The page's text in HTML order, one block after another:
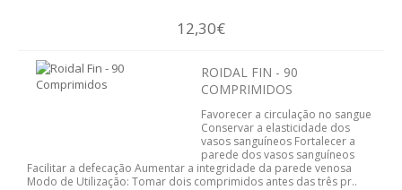
NUTRIÇÃO DESPORTIVA
ENERGÉTICOS
12,30€
ROIDAL FIN - 90
COMPRIMIDOS
Favorecer a circulação no sangue
Conservar a elasticidade dos
vasos sanguíneos Fortalecer a
parede dos vasos sanguíneos
Facilitar a defecação Aumentar a integridade da parede venosa
Modo de Utilização: Tomar dois comprimidos antes das três pr..